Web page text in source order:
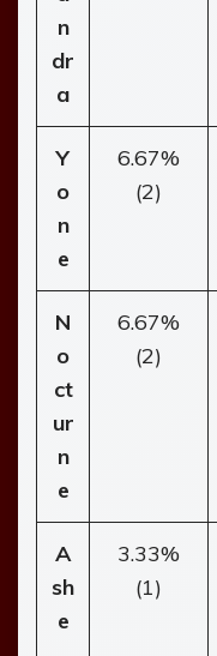
n
dr
a
Y
o
n
e
6.67%
(2)
N
o
ct
ur
n
e
6.67%
(2)
A
sh
e
3.33%
(1)